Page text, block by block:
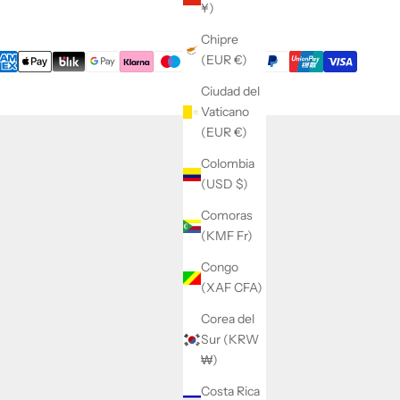
¥)
Chipre
(EUR €)
Ciudad del
Vaticano
(EUR €)
Colombia
(USD $)
Comoras
(KMF Fr)
Congo
(XAF CFA)
Corea del
Sur (KRW
₩)
Costa Rica